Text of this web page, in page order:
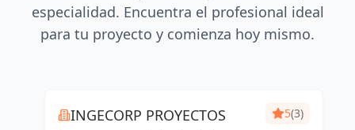
especialidad. Encuentra el profesional ideal
para tu proyecto y comienza hoy mismo.
INGECORP PROYECTOS 5(3)